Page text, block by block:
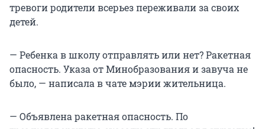
тревоги родители всерьез переживали за своих
детей.
— Ребенка в школу отправлять или нет? Ракетная
опасность. Указа от Минобразования и завуча не
было, — написала в чате мэрии жительница.
— Объявлена ракетная опасность. По